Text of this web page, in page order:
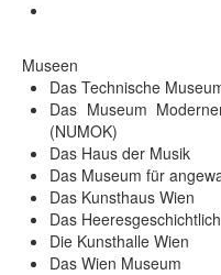
Museen
Das Technische
Das Museum
(NUMOK)
Das Haus der Musik
Das Museum für
Das Kunsthaus Wien
Das
Die Kunsthalle Wien
Das Wien Museum